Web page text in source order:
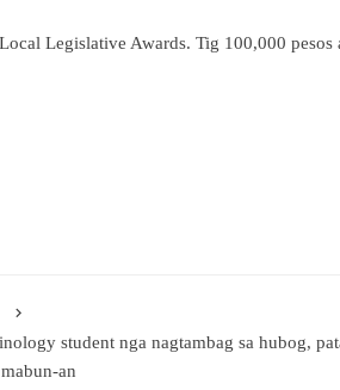
Legislative Awards. Tig 100,000 pesos
student nga nagtambag sa hubog,
an